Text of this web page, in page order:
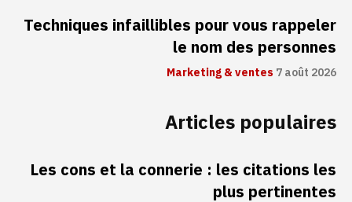
Techniques infaillibles pour vous rappeler
le nom des personnes
Marketing & ventes7 août 2026
Articles populaires
Les cons et la connerie : les citations les
plus pertinentes